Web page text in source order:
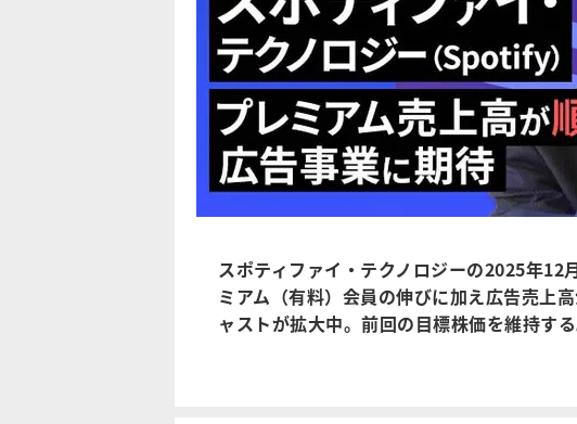
スポティファイ・テクノロジーの2025年
ミアム（有料）会員の伸びに加え広告売上
ャストが拡大中。前回の目標株価を維持す